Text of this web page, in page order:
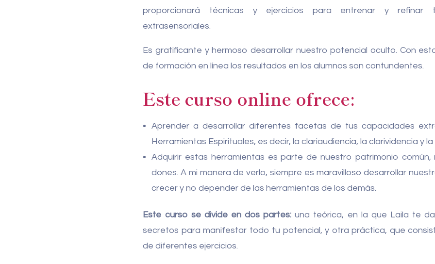
proporcionará técnicas y ejercicios para entrenar y refinar
extrasensoriales.
Es gratificante y hermoso desarrollar nuestro potencial oculto. Con
de formación en línea los resultados en los alumnos son contundentes.
Este curso online ofrece:
Aprender a desarrollar diferentes facetas de tus capacidades
Herramientas Espirituales, es decir, la clariaudiencia, la clarividencia y
Adquirir estas herramientas es parte de nuestro patrimonio
dones. A mi manera de verlo, siempre es maravilloso desarrollar
crecer y no depender de las herramientas de los demás.
Este curso se divide en dos partes: una teórica, en la que Laila te
secretos para manifestar todo tu potencial, y otra práctica, que
de diferentes ejercicios.